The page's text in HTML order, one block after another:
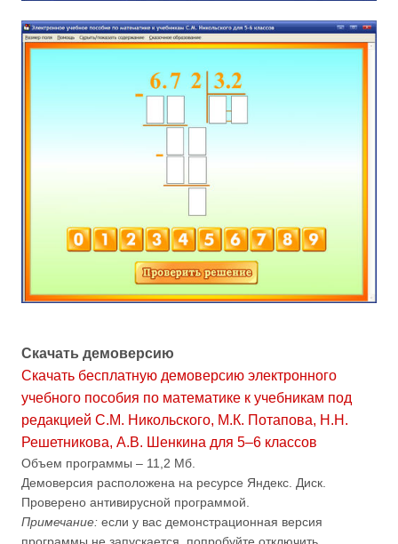
Скачать демоверсию
Скачать бесплатную демоверсию электронного
учебного пособия по математике к учебникам под
редакцией С.М. Никольского, М.К. Потапова, Н.Н.
Решетникова, А.В. Шенкина для 5–6 классов
Объем программы – 11,2 Мб.
Демоверсия расположена на ресурсе Яндекс. Диск.
Проверено антивирусной программой.
Примечание: если у вас демонстрационная версия